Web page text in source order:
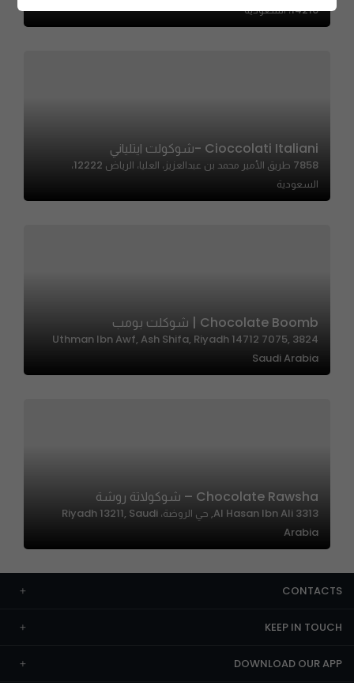
14216، السعودية
Cioccolati Italiani -شوكولت ايتلياني
7858 طريق الأمير محمد بن عبدالعزيز، العليا، الرياض 12222،
السعودية
Chocolate Boomb | شوكلت بومب
3824 Uthman Ibn Awf, Ash Shifa, Riyadh 14712 7075,
Saudi Arabia
Chocolate Rawsha – شوكولاتة روشة
3313 Al Hasan Ibn Ali, حي الروضة، Riyadh 13211, Saudi
Arabia
CONTACTS
KEEP IN TOUCH
DOWNLOAD OUR APP